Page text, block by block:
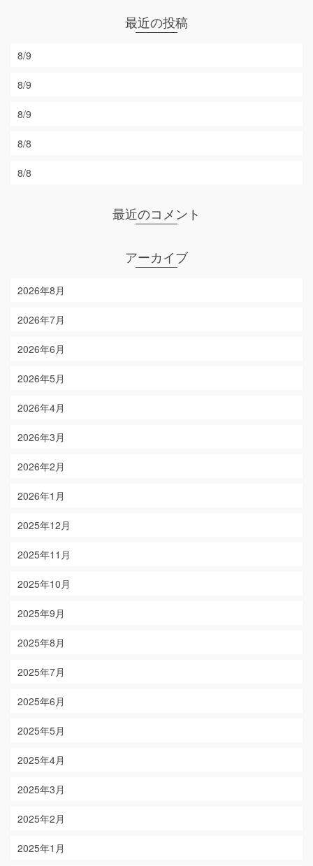
最近の投稿
8/9
8/9
8/9
8/8
8/8
最近のコメント
アーカイブ
2026年8月
2026年7月
2026年6月
2026年5月
2026年4月
2026年3月
2026年2月
2026年1月
2025年12月
2025年11月
2025年10月
2025年9月
2025年8月
2025年7月
2025年6月
2025年5月
2025年4月
2025年3月
2025年2月
2025年1月